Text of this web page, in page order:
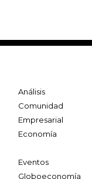
Análisis
Comunidad
Empresarial
Economía
Eventos
Globoeconomía